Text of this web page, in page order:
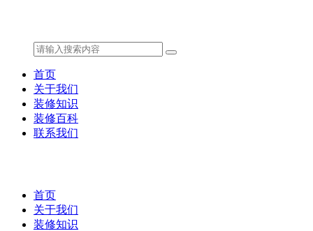
首页
关于我们
装修知识
装修百科
联系我们
首页
关于我们
装修知识